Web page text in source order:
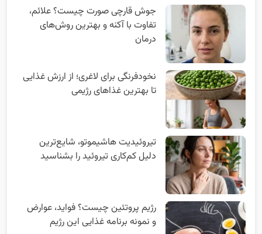
جوش قارچی صورت چیست؟ علائم،
تفاوت با آکنه و بهترین روش‌های
درمان
نخودفرنگی برای لاغری؛ از ارزش غذایی
تا بهترین غذاهای رژیمی
تیروئیدیت هاشیموتو، شایع‌ترین
دلیل کم‌کاری تیروئید را بشناسید
رژیم پروتئین چیست؟ فواید، عوارض
و نمونه برنامه غذایی این رژیم